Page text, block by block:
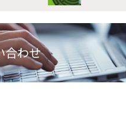
合わせ